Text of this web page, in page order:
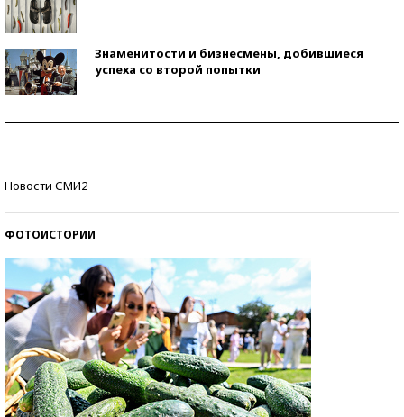
Знаменитости и бизнесмены, добившиеся
успеха со второй попытки
Новости СМИ2
ФОТОИСТОРИИ